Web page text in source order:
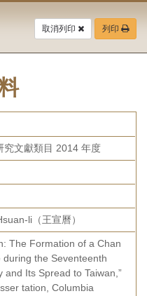
取消列印 列印
究文獻類目 2014 年度
li（王宣曆）
The Formation of a Chan
during the Seventeenth
and Its Spread to Taiwan,”
tation, Columbia